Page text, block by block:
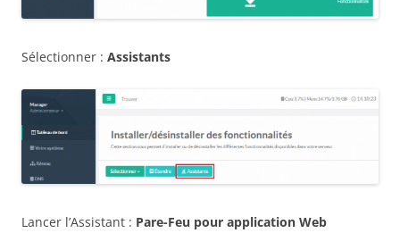
Sélectionner : Assistants
Lancer l’Assistant : Pare-Feu pour application Web